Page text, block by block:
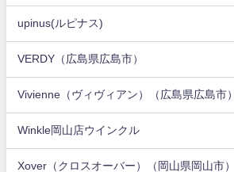
upinus(ルピナス)
VERDY（広島県広島市）
Vivienne（ヴィヴィアン）（広島県広島市）
Winkle岡山店ウインクル
Xover（クロスオーバー）（岡山県岡山市）